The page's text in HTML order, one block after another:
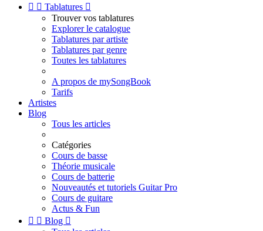
  Tablatures 
Trouver vos tablatures
Explorer le catalogue
Tablatures par artiste
Tablatures par genre
Toutes les tablatures
A propos de mySongBook
Tarifs
Artistes
Blog
Tous les articles
Catégories
Cours de basse
Théorie musicale
Cours de batterie
Nouveautés et tutoriels Guitar Pro
Cours de guitare
Actus & Fun
  Blog 